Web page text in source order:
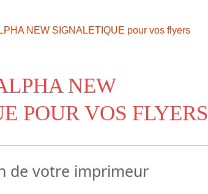
NEW SIGNALETIQUE pour vos flyers
NEW
POUR VOS FLYERS
de votre imprimeur